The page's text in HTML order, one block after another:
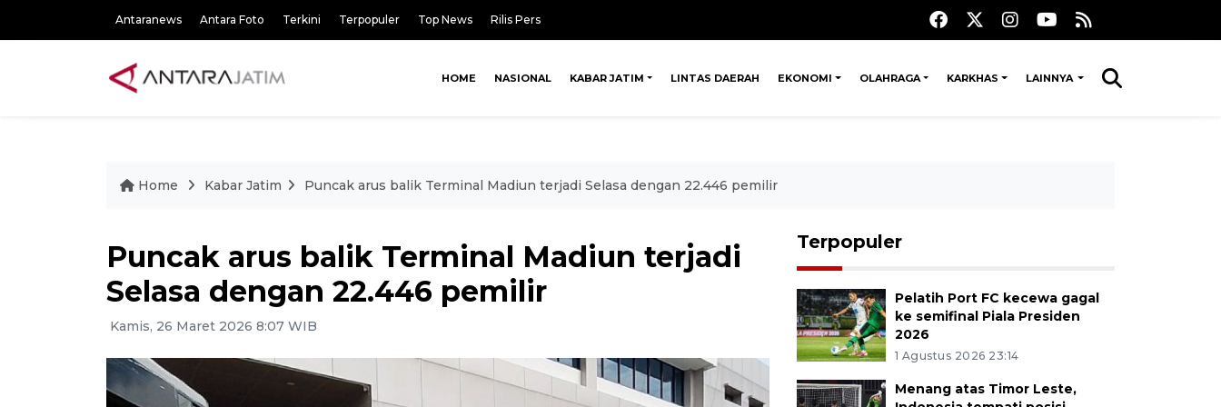
Antaranews Antara Foto Terkini Terpopuler Top News Rilis Pers
HOME NASIONAL KABAR JATIM LINTAS DAERAH EKONOMI OLAHRAGA KARKHAS LAINNYA
Home Kabar Jatim Puncak arus balik Terminal Madiun terjadi Selasa dengan 22.446 pemilir
Puncak arus balik Terminal Madiun terjadi
Selasa dengan 22.446 pemilir
Kamis, 26 Maret 2026 8:07 WIB
Terpopuler
Pelatih Port FC kecewa gagal
ke semifinal Piala Presiden
2026
1 Agustus 2026 23:14
Menang atas Timor Leste,